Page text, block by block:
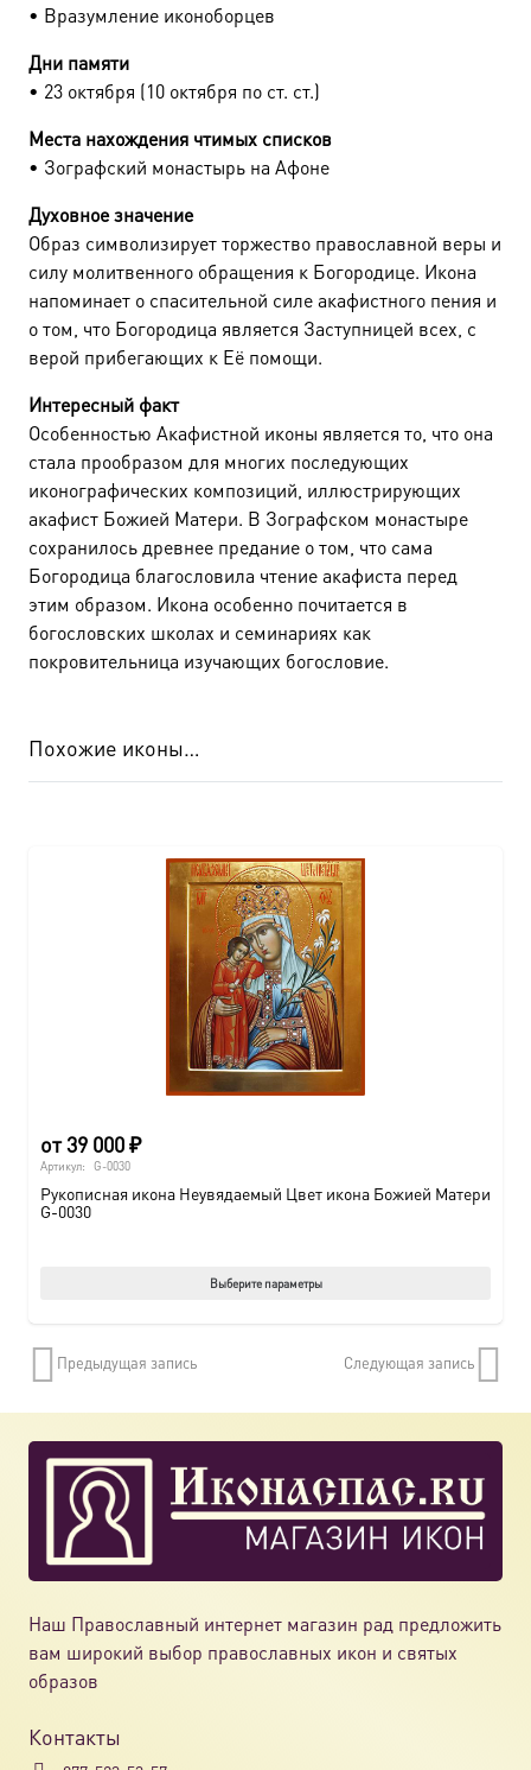
• Вразумление иконоборцев
Дни памяти
• 23 октября (10 октября по ст. ст.)
Места нахождения чтимых списков
• Зографский монастырь на Афоне
Духовное значение
Образ символизирует торжество православной веры и
силу молитвенного обращения к Богородице. Икона
напоминает о спасительной силе акафистного пения и
о том, что Богородица является Заступницей всех, с
верой прибегающих к Её помощи.
Интересный факт
Особенностью Акафистной иконы является то, что она
стала прообразом для многих последующих
иконографических композиций, иллюстрирующих
акафист Божией Матери. В Зографском монастыре
сохранилось древнее предание о том, что сама
Богородица благословила чтение акафиста перед
этим образом. Икона особенно почитается в
богословских школах и семинариях как
покровительница изучающих богословие.
Похожие иконы…
от39 000₽
Артикул: G-0030
Рукописная икона Неувядаемый Цвет икона Божией Матери
G-0030
Выберите параметры
Предыдущая запись Следующая запись
Наш Православный интернет магазин рад предложить
вам широкий выбор православных икон и святых
образов
Контакты